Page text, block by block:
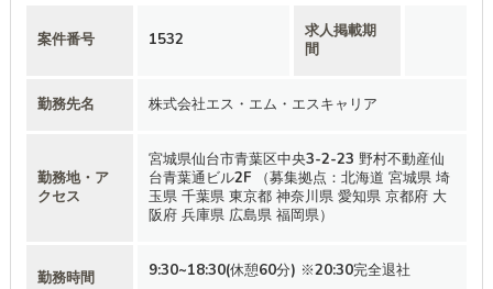
案件番号 1532
求人掲載期
間
勤務先名 株式会社エス・エム・エスキャリア
勤務地・ア
クセス
宮城県仙台市青葉区中央3-2-23 野村不動産仙
台青葉通ビル2F （募集拠点：北海道 宮城県 埼
玉県 千葉県 東京都 神奈川県 愛知県 京都府 大
阪府 兵庫県 広島県 福岡県）
勤務時間 9:30~18:30(休憩60分) ※20:30完全退社